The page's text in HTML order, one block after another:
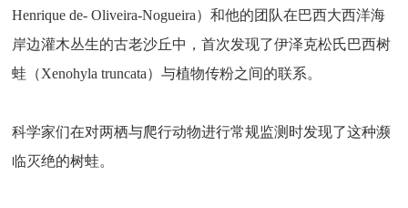
Henrique de- Oliveira-Nogueira）和他的团队在巴西大西洋海
岸边灌木丛生的古老沙丘中，首次发现了伊泽克松氏巴西树
蛙（Xenohyla truncata）与植物传粉之间的联系。
科学家们在对两栖与爬行动物进行常规监测时发现了这种濒
临灭绝的树蛙。